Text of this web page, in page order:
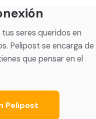
seres queridos en
Pelipost se encarga de
que pensar en el
Pelipost